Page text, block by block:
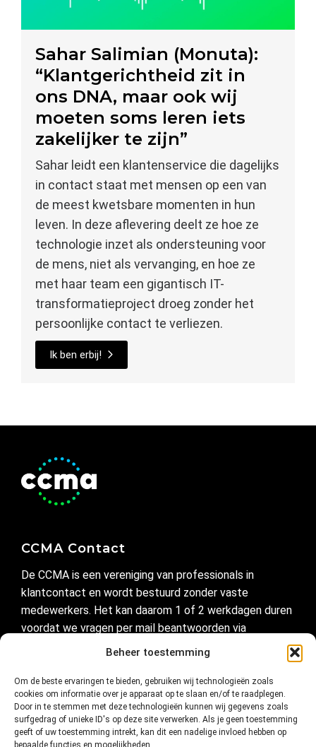
Beheer toestemming
Om de beste ervaringen te bieden, gebruiken wij technologieën zoals
cookies om informatie over je apparaat op te slaan en/of te raadplegen.
Door in te stemmen met deze technologieën kunnen wij gegevens zoals
surfgedrag of unieke ID's op deze site verwerken. Als je geen toestemming
geeft of uw toestemming intrekt, kan dit een nadelige invloed hebben op
bepaalde functies en mogelijkheden.
Sahar Salimian (Monuta):
“Klantgerichtheid zit in
ons DNA, maar ook wij
moeten soms leren iets
zakelijker te zijn”
Sahar leidt een klantenservice die dagelijks
in contact staat met mensen op een van
de meest kwetsbare momenten in hun
leven. In deze aflevering deelt ze hoe ze
technologie inzet als ondersteuning voor
de mens, niet als vervanging, en hoe ze
met haar team een gigantisch IT-
transformatieproject droeg zonder het
persoonlijke contact te verliezen.
Ik ben erbij!
CCMA Contact
De CCMA is een vereniging van professionals in
klantcontact en wordt bestuurd zonder vaste
medewerkers. Het kan daarom 1 of 2 werkdagen duren
voordat we vragen per mail beantwoorden via
secretariaat@ccma.nl
Handig
Privacyverklaring
Cookie-instellingen